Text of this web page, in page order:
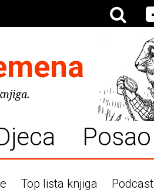
Posao
Top lista knjiga Podcast